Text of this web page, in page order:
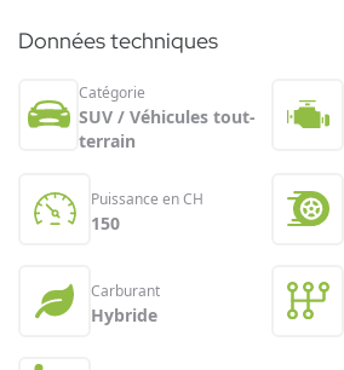
Données techniques
Catégorie
SUV / Véhicules tout-
terrain
Puissance en CH
150
Carburant
Hybride